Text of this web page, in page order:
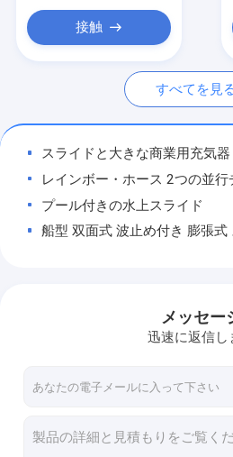
膨らめる 障害物
膨らめる テント
膨らませられる水上浮遊物
膨らめる 水 の 障害物
接触
すべてを見
スライドと大きな商業用充気
レインボー・ホース 2つの並行チャネル キャ
プール付きの水上スライド
船型 双面式 波止め付き 膨張式
スノーワールド 屋外充電式ウォーターパー
恐竜 小型 充気 型 ゲーム 屋内 の 柔らかい 遊び場 の
PVCタールイン 室内遊び場 充電型お
膨らませられる子供 跳ね返る
メッセー
迅速に返信し